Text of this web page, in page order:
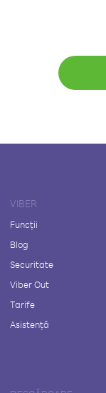
VIBER
Funcții
Blog
Securitate
Viber Out
Tarife
Asistență